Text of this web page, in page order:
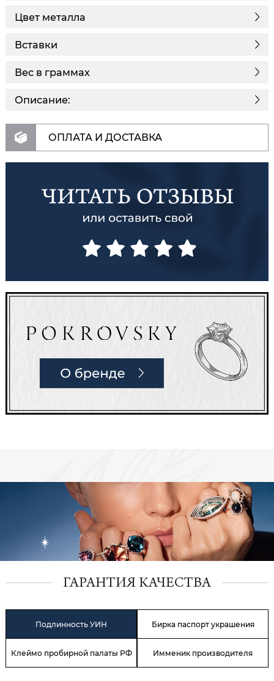
Цвет металла
Вставки
Описание:
Вес в граммах
ОПЛАТА И ДОСТАВКА
ГАРАНТИЯ КАЧЕСТВА
Подлинность УИН Бирка паспорт украшения
Клеймо пробирной палаты РФ Имменик производителя